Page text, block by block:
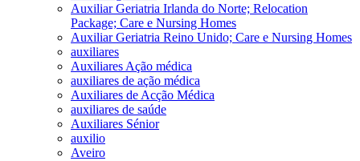
Auxiliar Geriatria Irlanda do Norte; Relocation
Package; Care e Nursing Homes
Auxiliar Geriatria Reino Unido; Care e Nursing Homes
auxiliares
Auxiliares Ação médica
auxiliares de ação médica
Auxiliares de Acção Médica
auxiliares de saúde
Auxiliares Sénior
auxilio
Aveiro